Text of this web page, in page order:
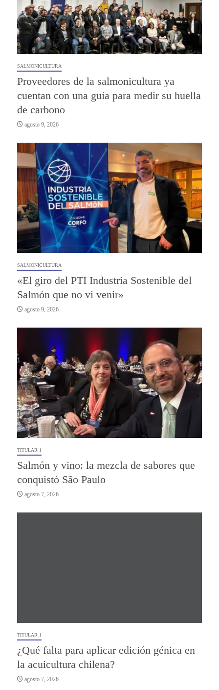
SALMONICULTURA
Proveedores de la salmonicultura ya
cuentan con una guía para medir su huella
de carbono
agosto 9, 2026
SALMONICULTURA
«El giro del PTI Industria Sostenible del
Salmón que no vi venir»
agosto 9, 2026
TITULAR 1
Salmón y vino: la mezcla de sabores que
conquistó São Paulo
agosto 7, 2026
TITULAR 1
¿Qué falta para aplicar edición génica en
la acuicultura chilena?
agosto 7, 2026